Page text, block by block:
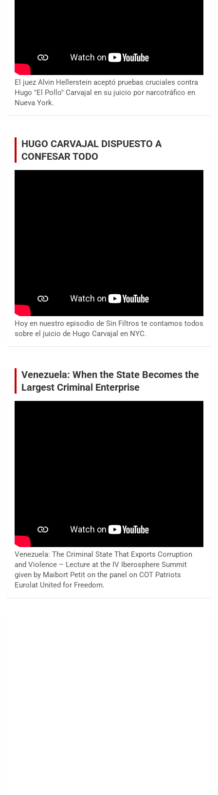
El juez Alvin Hellerstein aceptó pruebas cruciales contra
Hugo "El Pollo" Carvajal en su juicio por narcotráfico en
Nueva York.
HUGO CARVAJAL DISPUESTO A
CONFESAR TODO
Hoy en nuestro episodio de Sin Filtros te contamos todos
sobre el juicio de Hugo Carvajal en NYC.
Venezuela: When the State Becomes the
Largest Criminal Enterprise
Venezuela: The Criminal State That Exports Corruption
and Violence – Lecture at the IV Iberosphere Summit
given by Maibort Petit on the panel on COT Patriots
Eurolat United for Freedom.